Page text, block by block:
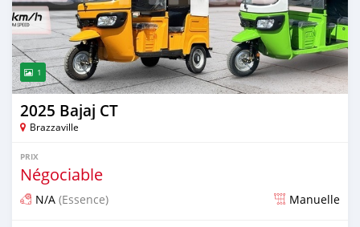
1
2025 Bajaj CT
Brazzaville
PRIX
Négociable
N/A (Essence) Manuelle